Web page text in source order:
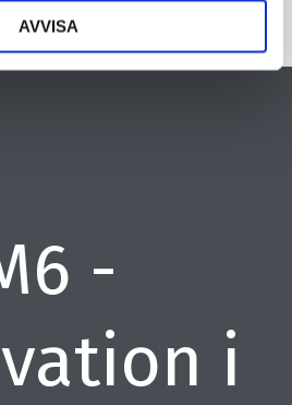
AVVISA
-
i